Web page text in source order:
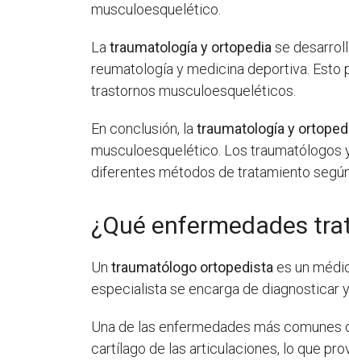
musculoesquelético.
Latraumatología y ortopediase
reumatología y medicina deportiva.
trastornos musculoesqueléticos.
En conclusión, latraumatología y
musculoesquelético. Los traumatólogos
diferentes métodos de tratamiento
¿Qué enfermedades
Untraumatólogo ortopedista es un
especialista se encarga de diagnosticar
Una de las enfermedades más
cartílago de las articulaciones, lo que